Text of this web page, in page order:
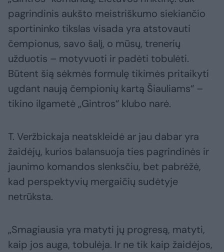
pagrindinis aukšto meistriškumo siekiančio
sportininko tikslas visada yra atstovauti
čempionus, savo šalį, o mūsų, trenerių
užduotis – motyvuoti ir padėti tobulėti.
Būtent šią sėkmės formulę tikimės pritaikyti
ugdant naują čempionių kartą Šiauliams“ –
tikino ilgametė „Gintros“ klubo narė.
T. Veržbickaja neatskleidė ar jau dabar yra
žaidėjų, kurios balansuoja ties pagrindinės ir
jaunimo komandos slenksčiu, bet pabrėžė,
kad perspektyvių mergaičių sudėtyje
netrūksta.
„Smagiausia yra matyti jų progresą, matyti,
kaip jos auga, tobulėja. Ir ne tik kaip žaidėjos,